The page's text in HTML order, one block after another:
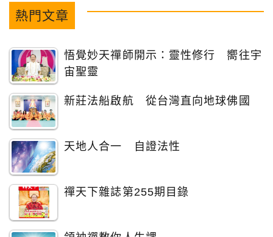
熱門文章
悟覺妙天禪師開示：靈性修行 嚮往宇
宙聖靈
新莊法船啟航 從台灣直向地球佛國
天地人合一 自證法性
禪天下雜誌第255期目錄